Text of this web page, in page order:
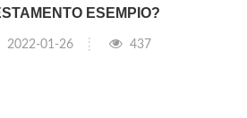
ESEMPIO?
2022-01-26 437